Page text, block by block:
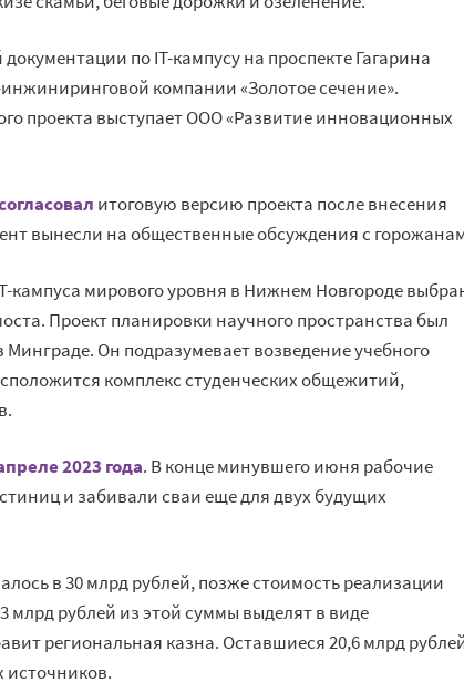
по IT-кампусу на проспекте Гагарина
компании «Золотое сечение».
проекта выступает ООО «Развитие инновационных
итоговую версию проекта после внесения
вынесли на общественные обсуждения с
мирового уровня в Нижнем Новгороде
Проект планировки научного пространства был
Минграде. Он подразумевает возведение учебного
комплекс студенческих общежитий,
2023 года. В конце минувшего июня рабочие
и забивали сваи еще для двух будущих
в 30 млрд рублей, позже стоимость реализации
млрд рублей из этой суммы выделят в виде
региональная казна. Оставшиеся 20,6 млрд
источников.